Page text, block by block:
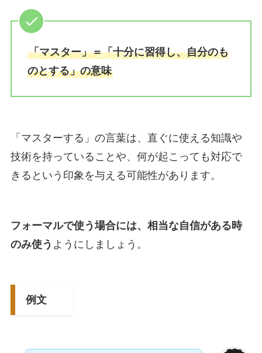
「マスター」＝「十分に習得し、自分のも
のとする」の意味
「マスターする」の言葉は、直ぐに使える知識や
技術を持っていることや、何が起こっても対応で
きるという印象を与える可能性があります。
フォーマルで使う場合には、相当な自信がある時
のみ使う ようにしましょう。
例文